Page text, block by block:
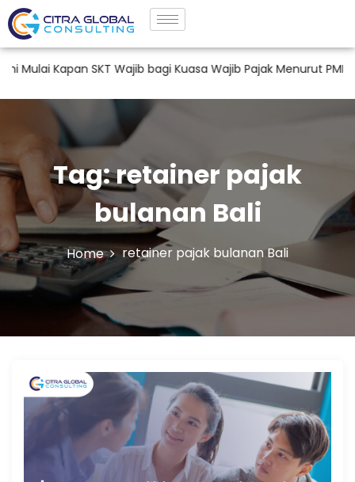
Kapan SKT Wajib bagi Kuasa Wajib Pajak Menurut PMK 44
Tag:retainer pajak
bulanan Bali
Home retainer pajak bulanan Bali